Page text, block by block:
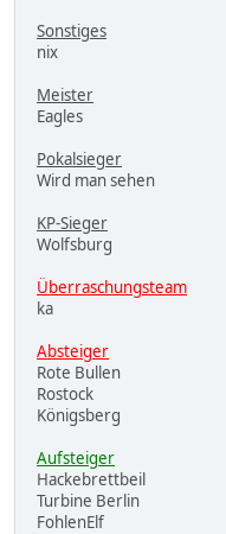
Sonstiges
nix
Meister
Eagles
Pokalsieger
Wird man sehen
KP-Sieger
Wolfsburg
Überraschungsteam
ka
Absteiger
Rote Bullen
Rostock
Königsberg
Aufsteiger
Hackebrettbeil
Turbine Berlin
FohlenElf